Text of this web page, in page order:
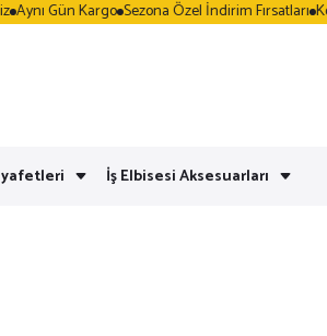
Kargo Sezona Özel İndirim Fırsatları Kolay
İş Elbisesi Aksesuarları